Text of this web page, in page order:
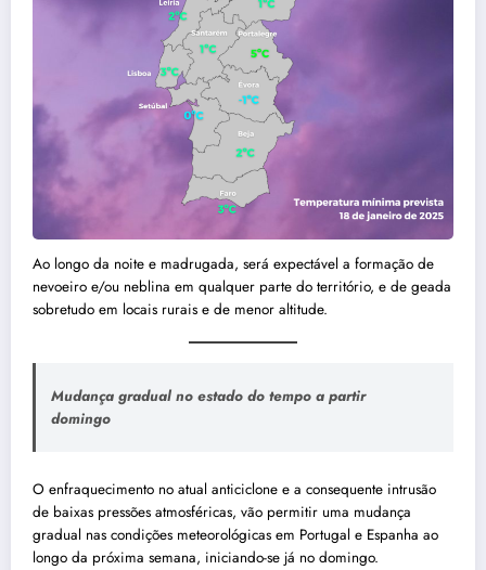
Ao longo da noite e madrugada, será expectável a formação de
nevoeiro e/ou neblina em qualquer parte do território, e de geada
sobretudo em locais rurais e de menor altitude.
Mudança gradual no estado do tempo a partir
domingo
O enfraquecimento no atual anticiclone e a consequente intrusão
de baixas pressões atmosféricas, vão permitir uma mudança
gradual nas condições meteorológicas em Portugal e Espanha ao
longo da próxima semana, iniciando-se já no domingo.